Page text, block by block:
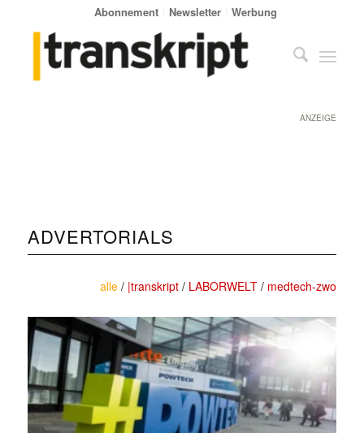
Abonnement Newsletter Werbung
ANZEIGE
ADVERTORIALS
alle / |transkript / LABORWELT / medtech-zwo